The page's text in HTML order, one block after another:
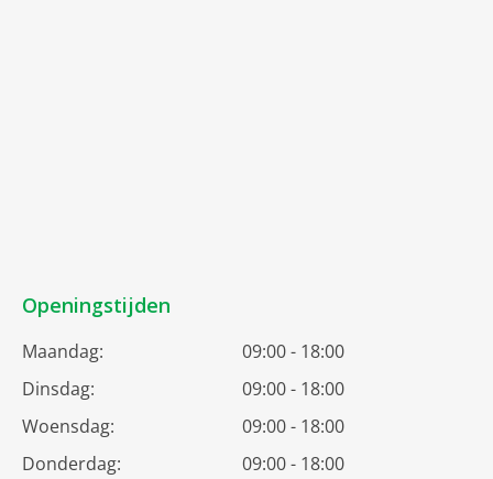
Openingstijden
Maandag:
09:00 - 18:00
Dinsdag:
09:00 - 18:00
Woensdag:
09:00 - 18:00
Donderdag:
09:00 - 18:00